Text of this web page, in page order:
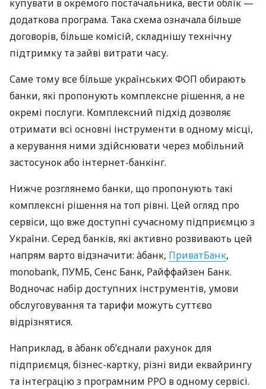
купувати в окремого постачальника, вести облік —
додаткова програма. Така схема означала більше
договорів, більше комісій, складнішу технічну
підтримку та зайві витрати часу.
Саме тому все більше українських ФОП обирають
банки, які пропонують комплексне рішення, а не
окремі послуги. Комплексний підхід дозволяє
отримати всі основні інструменти в одному місці,
а керування ними здійснювати через мобільний
застосунок або інтернет-банкінг.
Нижче розглянемо банки, що пропонують такі
комплексні рішення на топ рівні. Цей огляд про
сервіси, що вже доступні сучасному підприємцю з
України. Серед банків, які активно розвивають цей
напрям варто відзначити: àбанк, ПриватБанк,
monobank, ПУМБ, Сенс Банк, Райффайзен Банк.
Водночас набір доступних інструментів, умови
обслуговування та тарифи можуть суттєво
відрізнятися.
Наприклад, в àбанк об’єднали рахунок для
підприємця, бізнес-картку, різні види еквайрингу
та інтеграцію з програмним РРО в одному сервісі.